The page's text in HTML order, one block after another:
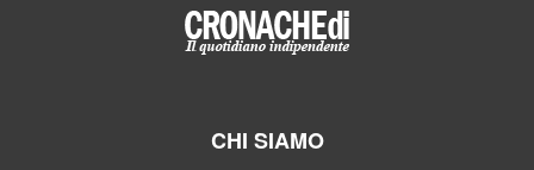
CHI SIAMO